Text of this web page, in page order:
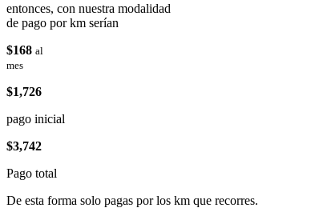
entonces, con nuestra modalidad
de pago por km serían
$168 al
mes
$1,726
pago inicial
$3,742
Pago total
De esta forma solo pagas por los km que recorres.